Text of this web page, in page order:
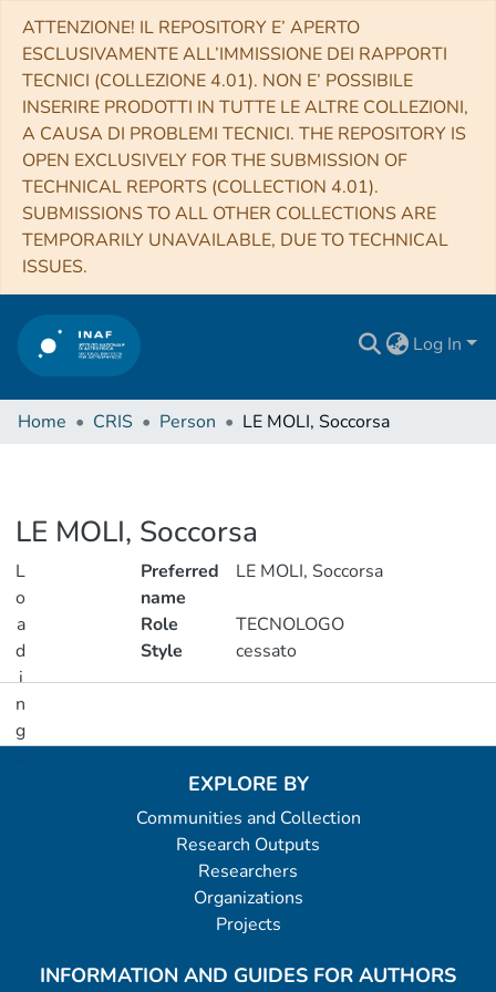
ATTENZIONE! IL REPOSITORY E’ APERTO
ESCLUSIVAMENTE ALL’IMMISSIONE DEI RAPPORTI
TECNICI (COLLEZIONE 4.01). NON E’ POSSIBILE
INSERIRE PRODOTTI IN TUTTE LE ALTRE COLLEZIONI,
A CAUSA DI PROBLEMI TECNICI. THE REPOSITORY IS
OPEN EXCLUSIVELY FOR THE SUBMISSION OF
TECHNICAL REPORTS (COLLECTION 4.01).
SUBMISSIONS TO ALL OTHER COLLECTIONS ARE
TEMPORARILY UNAVAILABLE, DUE TO TECHNICAL
ISSUES.
Log In
Home CRIS Person LE MOLI, Soccorsa
LE MOLI, Soccorsa
L
o
a
d
i
n
g
..
.
Preferred
name
LE MOLI, Soccorsa
Role
TECNOLOGO
Style
cessato
EXPLORE BY
Communities and Collection
Research Outputs
Researchers
Organizations
Projects
INFORMATION AND GUIDES FOR AUTHORS